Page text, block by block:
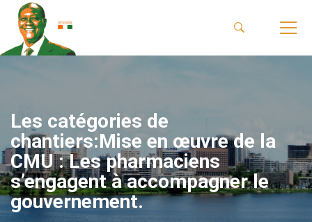
Les catégories de
chantiers:Mise en œuvre de la
CMU : Les pharmaciens
s’engagent à accompagner le
gouvernement.